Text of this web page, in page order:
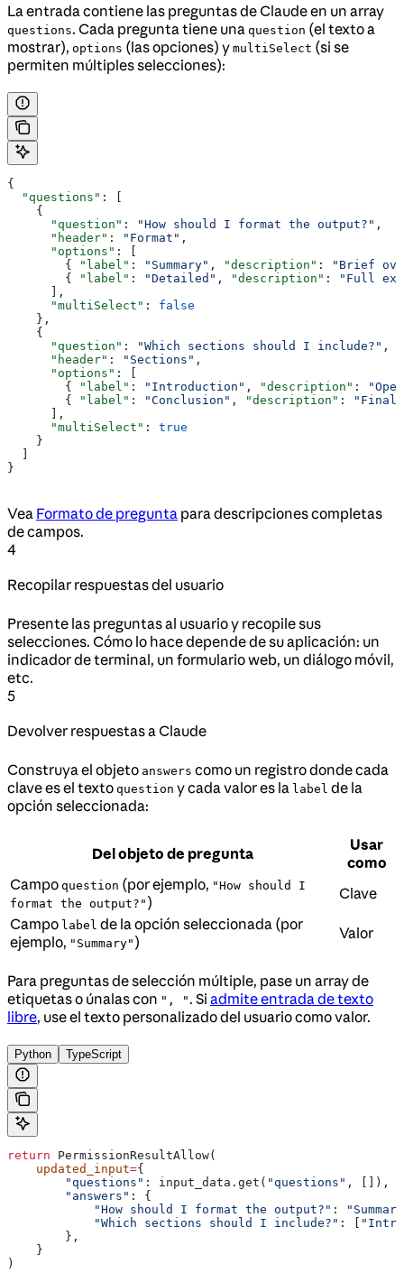
La entrada contiene las preguntas de Claude en un array
questions. Cada pregunta tiene una question (el texto a
mostrar), options (las opciones) y multiSelect (si se
permiten múltiples selecciones):
{
  "questions"
: [
    {
      "question"
: "How should I format the output?" ,
      "header"
: "Format" ,
      "options"
: [
        {
"label" : "Summary" , "description" :
"Brief
        {
"label" : "Detailed" , "description" :
"Full
      ],
      "multiSelect"
: false
    },
    {
      "question"
: "Which sections should I include?" ,
      "header"
: "Sections" ,
      "options"
: [
        {
"label" : "Introduction" , "description" :
        {
"label" : "Conclusion" , "description" :
"Final
      ],
      "multiSelect"
: true
    }
}
Vea Formato de pregunta para descripciones completas
de campos.
4
Recopilar respuestas del usuario
Presente las preguntas al usuario y recopile sus
selecciones. Cómo lo hace depende de su aplicación: un
indicador de terminal, un formulario web, un diálogo móvil,
etc.
5
Devolver respuestas a Claude
Construya el objeto answers como un registro donde cada
clave es el texto question y cada valor es la label de la
opción seleccionada:
Del objeto de pregunta
Usar
como
Campo question (por ejemplo, "How should I
format the output?" )
Clave
Campo label de la opción seleccionada (por
ejemplo, "Summary" ) Valor
Para preguntas de selección múltiple, pase un array de
etiquetas o únalas con ", " . Si admite entrada de texto
libre, use el texto personalizado del usuario como valor.
Python TypeScript
return PermissionResultAllow(
    updated_input
={
        "questions"
: input_data.get( "questions" , []),
        "answers"
: {
            "How should I format the output?"
:
            "Which sections should I include?"
: [
        },
    }
)